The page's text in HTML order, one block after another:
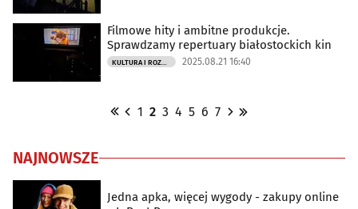
Filmowe hity i ambitne produkcje.
Sprawdzamy repertuary białostockich kin
KULTURA I ROZRYWKA 2025.08.21 16:40
1 2 3 4 5 6 7
NAJNOWSZE
Jedna apka, więcej wygody - zakupy online